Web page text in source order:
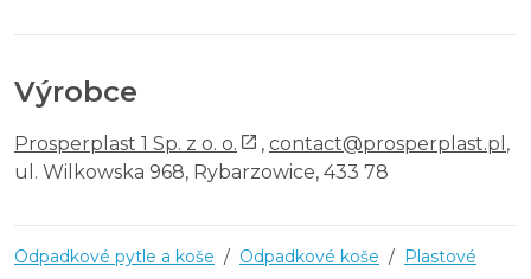
Výrobce
Prosperplast 1 Sp. z o. o. , contact@prosperplast.pl ,
ul. Wilkowska 968, Rybarzowice, 433 78
Odpadkové pytle a koše / Odpadkové koše / Plastové